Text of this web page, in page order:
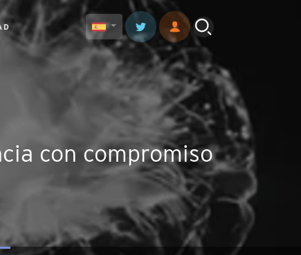
con compromiso